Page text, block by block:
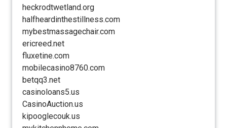
heckrodtwetland.org
halfheardinthestillness.com
mybestmassagechair.com
ericreed.net
fluxetine.com
mobilecasino8760.com
betqq3.net
casinoloans5.us
CasinoAuction.us
kipooglecouk.us